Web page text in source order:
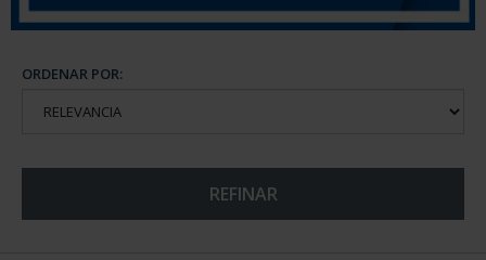
ORDENAR POR:
REFINAR